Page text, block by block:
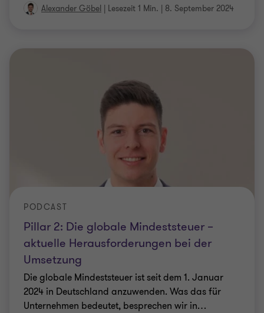
Alexander Göbel | Lesezeit 1 Min. | 8. September 2024
Pillar 2: Die globale Mindeststeuer –
aktuelle Herausforderungen bei der
Umsetzung
PODCAST
Die globale Mindeststeuer ist seit dem 1. Januar
2024 in Deutschland anzuwenden. Was das für
Unternehmen bedeutet, besprechen wir in…